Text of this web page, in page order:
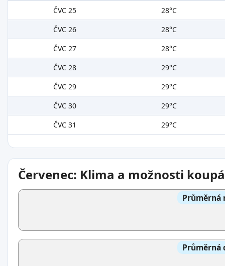
ČVC 25
28°C
ČVC 26
28°C
ČVC 27
28°C
ČVC 28
29°C
ČVC 29
29°C
ČVC 30
29°C
ČVC 31
29°C
Červenec: Klima a možnosti
Průměrná
Průměrná